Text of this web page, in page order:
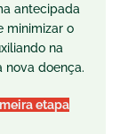
antecipada
minimizar o
na
nova doença.
etapa